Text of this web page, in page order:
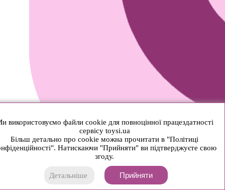
використовуємо файли cookie для повноцінної працездатності
сервісу toysi.ua
Більш детально про cookie можна прочитати в "Політиці
Натискаючи "Прийняти" ви підтверджуєте свою
згоду.
Детальніше Прийняти